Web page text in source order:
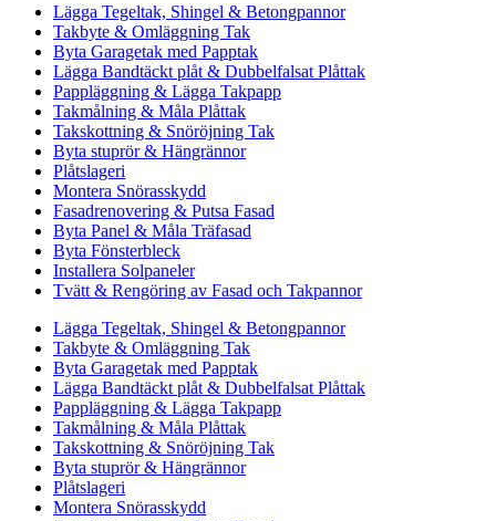
Lägga Tegeltak, Shingel & Betongpannor
Takbyte & Omläggning Tak
Byta Garagetak med Papptak
Lägga Bandtäckt plåt & Dubbelfalsat Plåttak
Pappläggning & Lägga Takpapp
Takmålning & Måla Plåttak
Takskottning & Snöröjning Tak
Byta stuprör & Hängrännor
Plåtslageri
Montera Snörasskydd
Fasadrenovering & Putsa Fasad
Byta Panel & Måla Träfasad
Byta Fönsterbleck
Installera Solpaneler
Tvätt & Rengöring av Fasad och Takpannor
Lägga Tegeltak, Shingel & Betongpannor
Takbyte & Omläggning Tak
Byta Garagetak med Papptak
Lägga Bandtäckt plåt & Dubbelfalsat Plåttak
Pappläggning & Lägga Takpapp
Takmålning & Måla Plåttak
Takskottning & Snöröjning Tak
Byta stuprör & Hängrännor
Plåtslageri
Montera Snörasskydd